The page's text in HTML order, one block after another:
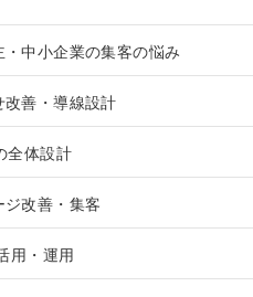
中小企業の集客の悩み
改善・導線設計
全体設計
改善・集客
用・運用